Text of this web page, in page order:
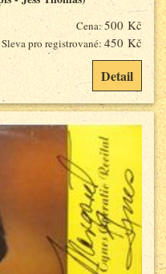
Cena:500 Kč
Sleva pro registrované: 450 Kč
Detail